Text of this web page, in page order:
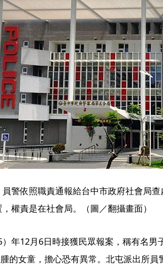
警依照職責通報給台中市政府社會局查
權責是在社會局。（圖／翻攝畫面）
年12月6日時接獲民眾報案，稱有名男
的女童，擔心恐有異常。北屯派出所員